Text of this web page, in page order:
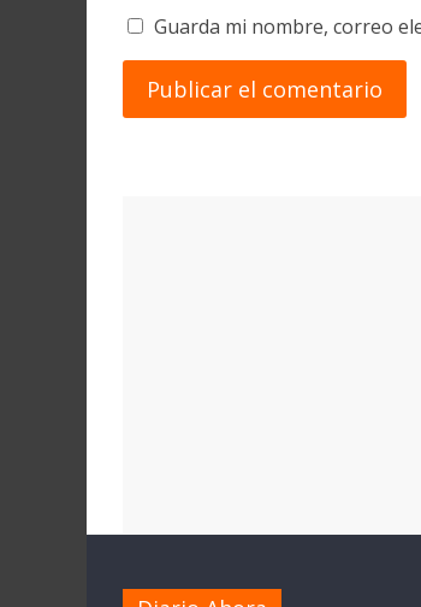
Guarda mi nombre, correo